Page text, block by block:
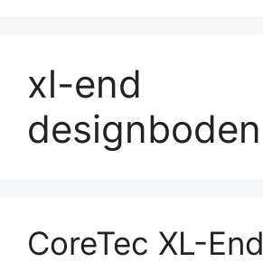
xl-end
designboden
CoreTec XL-End